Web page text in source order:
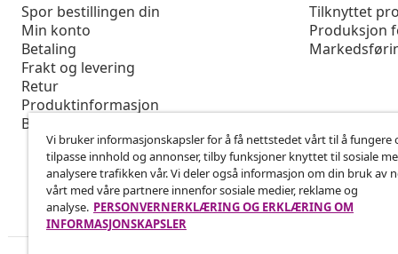
Spor bestillingen din
Min konto
Betaling
Frakt og levering
Retur
Produktinformasjon
Bestilling
Tilknyttet
Produksjon
Vi bruker informasjonskapsler for å få nettstedet vårt til å fungere
tilpasse innhold og annonser, tilby funksjoner knyttet til sosiale
analysere trafikken vår. Vi deler også informasjon om din bruk av
vårt med våre partnere innenfor sosiale medier, reklame og
analyse. PERSONVERNERKLÆRING OG ERKLÆRING OM
INFORMASJONSKAPSLER